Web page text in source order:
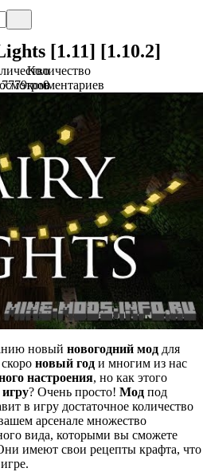
[1.11] [1.10.2]
7779
Количество
комментариев
0
новый новогодний мод для
новый год и многим из нас
настроения, но как этого
? Очень просто! Мод под
в игру достаточное количество
арсенале множество
вида, которыми вы сможете
имеют свои рецепты крафта, что